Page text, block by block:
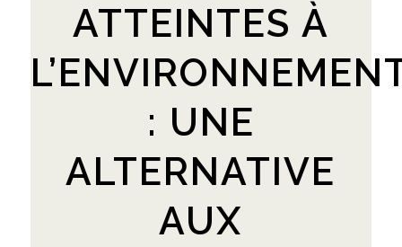
ATTEINTES À
: UNE
ALTERNATIVE
AUX